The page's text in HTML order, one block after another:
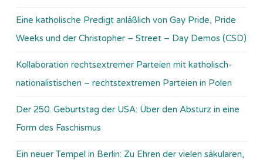
Eine katholische Predigt anläßlich von Gay Pride, Pride
Weeks und der Christopher – Street – Day Demos (CSD)
Kollaboration rechtsextremer Parteien mit katholisch-
nationalistischen – rechtstextremen Parteien in Polen
Der 250. Geburtstag der USA: Über den Absturz in eine
Form des Faschismus
Ein neuer Tempel in Berlin: Zu Ehren der vielen säkularen,